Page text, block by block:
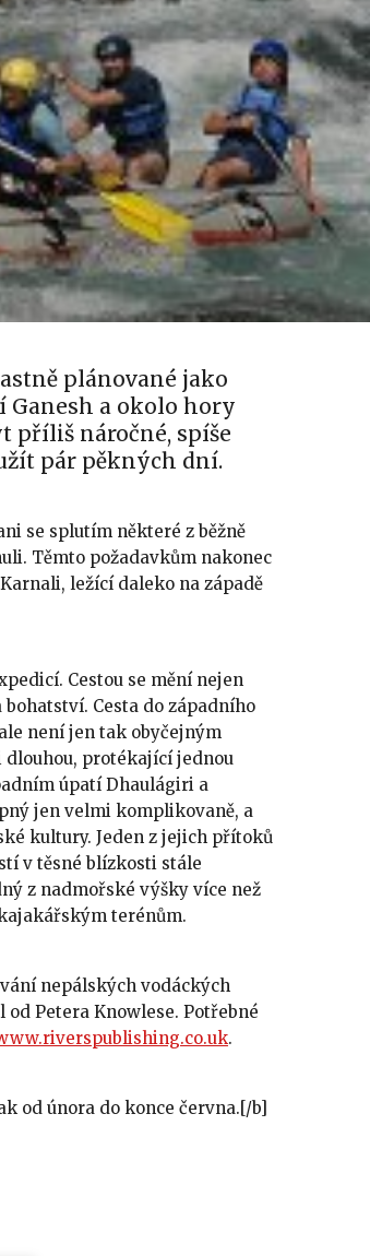
plánované jako
Ganesh a okolo hory
příliš náročné, spíše
pár pěkných dní.
se splutím některé z běžně
Těmto požadavkům nakonec
ležící daleko na západě
Cestou se mění nejen
Cesta do západního
není jen tak obyčejným
protékající jednou
úpatí Dhaulágiri a
jen velmi komplikovaně, a
kultury. Jeden z jejich přítoků
v těsné blízkosti stále
z nadmořské výšky více než
terénům.
nepálských vodáckých
Petera Knowlese. Potřebné
.
od února do konce června.[/b]